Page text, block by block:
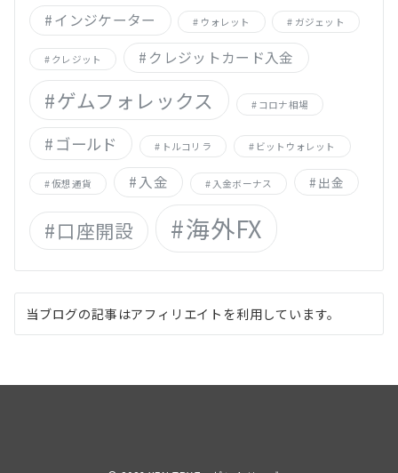
インジケーター ウォレット ガジェット
クレジット クレジットカード入金
ゲムフォレックス コロナ相場
ゴールド トルコリラ ビットウォレット
仮想通貨 入金 入金ボーナス 出金
口座開設 海外FX
当ブログの記事はアフィリエイトを利用しています。